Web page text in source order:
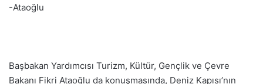
-Ataoğlu
Başbakan Yardımcısı Turizm, Kültür, Gençlik ve Çevre
Bakanı Fikri Ataoğlu da konuşmasında, Deniz Kapısı’nın